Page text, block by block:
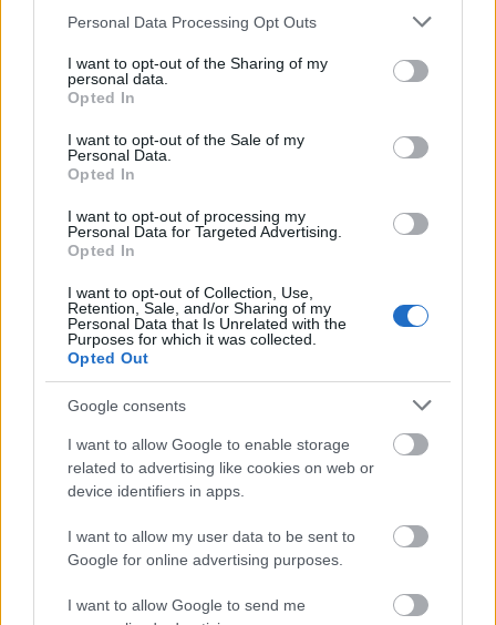
Please note that this website/app uses one or more Google
not limited to your visit or usage behaviour. You may click to
grant or deny consent to Google and its third-party tags to
use your data for below specified purposes in below Google
consent section.
Personal Data Processing Opt Outs
I want to opt-out of the Sharing of my
personal data.
Opted In
I want to opt-out of the Sale of my
Personal Data.
Opted In
I want to opt-out of processing my
Personal Data for Targeted Advertising.
Opted In
I want to opt-out of Collection, Use,
Retention, Sale, and/or Sharing of my
Personal Data that Is Unrelated with the
Purposes for which it was collected.
Opted Out
Google consents
I want to allow Google to enable storage
related to advertising like cookies on web or
device identifiers in apps.
I want to allow my user data to be sent to
Google for online advertising purposes.
I want to allow Google to send me
Aktuális
árnyékában?
másodfokúra csökken a riasztás
HIRDETÉS
HIRDETÉS